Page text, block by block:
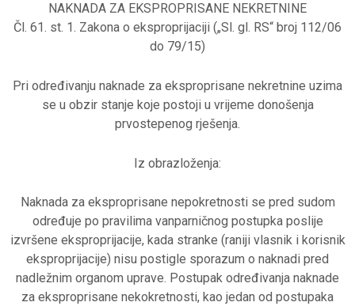
NAKNADA ZA EKSPROPRISANE NEKRETNINE
Čl. 61. st. 1. Zakona o eksproprijaciji („Sl. gl. RS“ broj 112/06
do 79/15)
Pri određivanju naknade za eksproprisane nekretnine uzima
se u obzir stanje koje postoji u vrijeme donošenja
prvostepenog rješenja.
Iz obrazloženja:
Naknada za eksproprisane nepokretnosti se pred sudom
određuje po pravilima vanparničnog postupka poslije
izvršene eksproprijacije, kada stranke (raniji vlasnik i korisnik
eksproprijacije) nisu postigle sporazum o naknadi pred
nadležnim organom uprave. Postupak određivanja naknade
za eksproprisane nekokretnosti, kao jedan od postupaka